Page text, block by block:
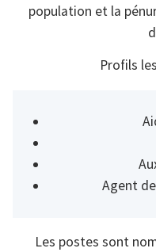
population et la
Profils
Agent
Les postes sont